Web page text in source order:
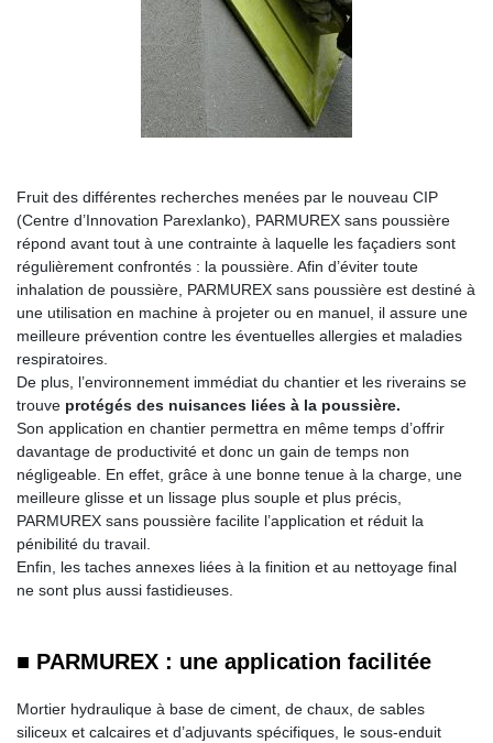
Fruit des différentes recherches menées par le nouveau CIP
(Centre d’Innovation Parexlanko), PARMUREX sans poussière
répond avant tout à une contrainte à laquelle les façadiers sont
régulièrement confrontés : la poussière. Afin d’éviter toute
inhalation de poussière, PARMUREX sans poussière est destiné à
une utilisation en machine à projeter ou en manuel, il assure une
meilleure prévention contre les éventuelles allergies et maladies
respiratoires.
De plus, l’environnement immédiat du chantier et les riverains se
trouve protégés des nuisances liées à la poussière.
Son application en chantier permettra en même temps d’offrir
davantage de productivité et donc un gain de temps non
négligeable. En effet, grâce à une bonne tenue à la charge, une
meilleure glisse et un lissage plus souple et plus précis,
PARMUREX sans poussière facilite l’application et réduit la
pénibilité du travail.
Enfin, les taches annexes liées à la finition et au nettoyage final
ne sont plus aussi fastidieuses.
■ PARMUREX : une application facilitée
Mortier hydraulique à base de ciment, de chaux, de sables
siliceux et calcaires et d’adjuvants spécifiques, le sous-enduit